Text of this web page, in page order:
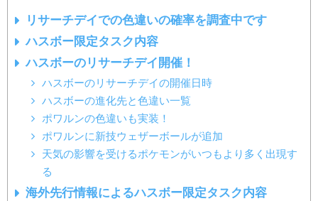
リサーチデイでの色違いの確率を調査中です
ハスボー限定タスク内容
ハスボーのリサーチデイ開催！
ハスボーのリサーチデイの開催日時
ハスボーの進化先と色違い一覧
ポワルンの色違いも実装！
ポワルンに新技ウェザーボールが追加
天気の影響を受けるポケモンがいつもより多く出現す
る
海外先行情報によるハスボー限定タスク内容